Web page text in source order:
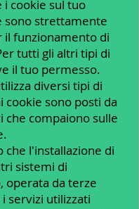
cookie sul tuo
sono strettamente
il funzionamento di
tutti gli altri tipi di
il tuo permesso.
diversi tipi di
cookie sono posti da
che compaiono sulle
che l'installazione di
sistemi di
operata da terze
servizi utilizzati